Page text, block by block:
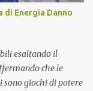
durata e
o Meter e
el...
di Energia Danno
esaltando il
che le
sono giochi di potere